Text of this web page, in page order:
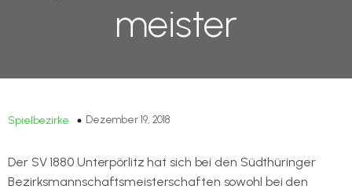
meister
Spielbezirke Dezember 19, 2018
Der SV 1880 Unterpörlitz hat sich bei den Südthüringer
Bezirksmannschaftsmeisterschaften sowohl bei den